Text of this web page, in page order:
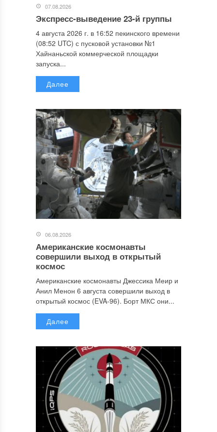
07.08.2026
Экспресс-выведение 23-й группы
4 августа 2026 г. в 16:52 пекинского времени
(08:52 UTC) с пусковой установки №1
Хайнаньской коммерческой площадки
запуска...
Далее
06.08.2026
Американские космонавты
совершили выход в открытый
космос
Американские космонавты Джессика Меир и
Анил Менон 6 августа совершили выход в
открытый космос (EVA-96). Борт МКС они...
Далее